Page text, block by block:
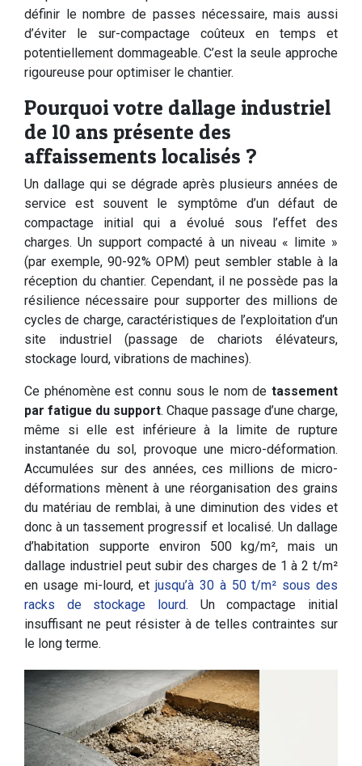
définir le nombre de passes nécessaire, mais aussi
d’éviter le sur-compactage coûteux en temps et
potentiellement dommageable. C’est la seule approche
rigoureuse pour optimiser le chantier.
Pourquoi votre dallage industriel
de 10 ans présente des
affaissements localisés ?
Un dallage qui se dégrade après plusieurs années de
service est souvent le symptôme d’un défaut de
compactage initial qui a évolué sous l’effet des
charges. Un support compacté à un niveau « limite »
(par exemple, 90-92% OPM) peut sembler stable à la
réception du chantier. Cependant, il ne possède pas la
résilience nécessaire pour supporter des millions de
cycles de charge, caractéristiques de l’exploitation d’un
site industriel (passage de chariots élévateurs,
stockage lourd, vibrations de machines).
Ce phénomène est connu sous le nom de tassement
par fatigue du support. Chaque passage d’une charge,
même si elle est inférieure à la limite de rupture
instantanée du sol, provoque une micro-déformation.
Accumulées sur des années, ces millions de micro-
déformations mènent à une réorganisation des grains
du matériau de remblai, à une diminution des vides et
donc à un tassement progressif et localisé. Un dallage
d’habitation supporte environ 500 kg/m², mais un
dallage industriel peut subir des charges de 1 à 2 t/m²
en usage mi-lourd, etjusqu’à 30 à 50 t/m² sous des
racks de stockage lourd. Un compactage initial
insuffisant ne peut résister à de telles contraintes sur
le long terme.